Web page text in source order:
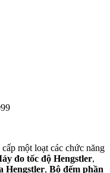
cấp một loạt các chức năng
đo tốc độ Hengstler,
Hengstler, Bộ đếm phần